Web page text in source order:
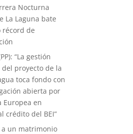
Nocturna
La Laguna bate
récord de
“La gestión
proyecto de la
toca fondo con
abierta por
Europea en
crédito del BEI”
a un matrimonio